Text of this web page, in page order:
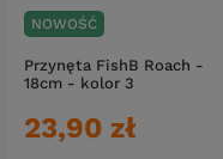
NOWOŚĆ
Przynęta FishB Roach -
18cm - kolor 3
23,90 zł